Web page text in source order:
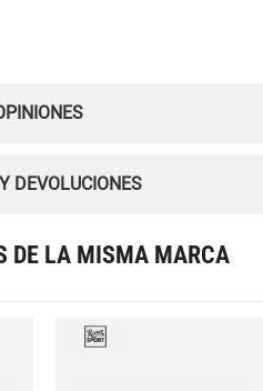
DEVOLUCIONES
DE LA MISMA MARCA